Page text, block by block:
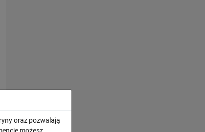
oraz pozwalają
możesz